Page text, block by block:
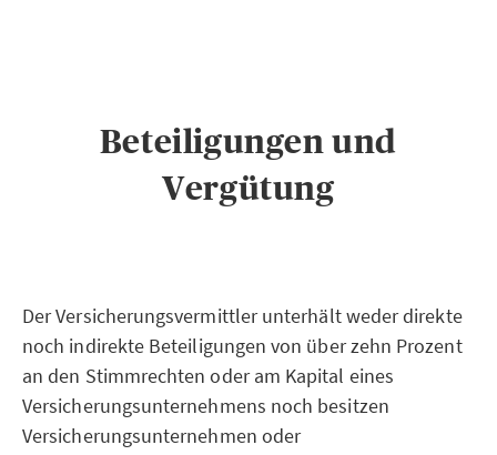
Beteiligungen und
Vergütung
Der Versicherungsvermittler unterhält weder direkte
noch indirekte Beteiligungen von über zehn Prozent
an den Stimmrechten oder am Kapital eines
Versicherungsunternehmens noch besitzen
Versicherungsunternehmen oder